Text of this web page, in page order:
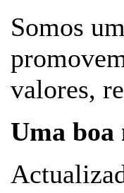
Somos
valores,
Uma boa